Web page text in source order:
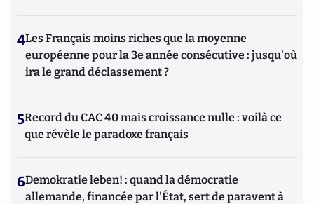
4Les Français moins riches que la moyenne
européenne pour la 3e année consécutive : jusqu'où
ira le grand déclassement ?
5Record du CAC 40 mais croissance nulle : voilà ce
que révèle le paradoxe français
6Demokratie leben! : quand la démocratie
allemande, financée par l'État, sert de paravent à